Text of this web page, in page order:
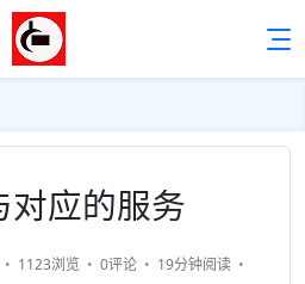
对应的服务
1123浏览 0评论 19分钟阅读